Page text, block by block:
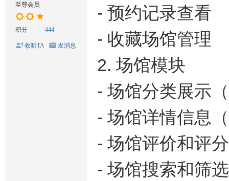
至尊会员
积分 444
收听TA 发消息
- 预约记录查看
- 收藏场馆管理
2. 场馆模块
- 场馆分类展示
- 场馆详情信息
- 场馆评价和评
- 场馆搜索和筛选